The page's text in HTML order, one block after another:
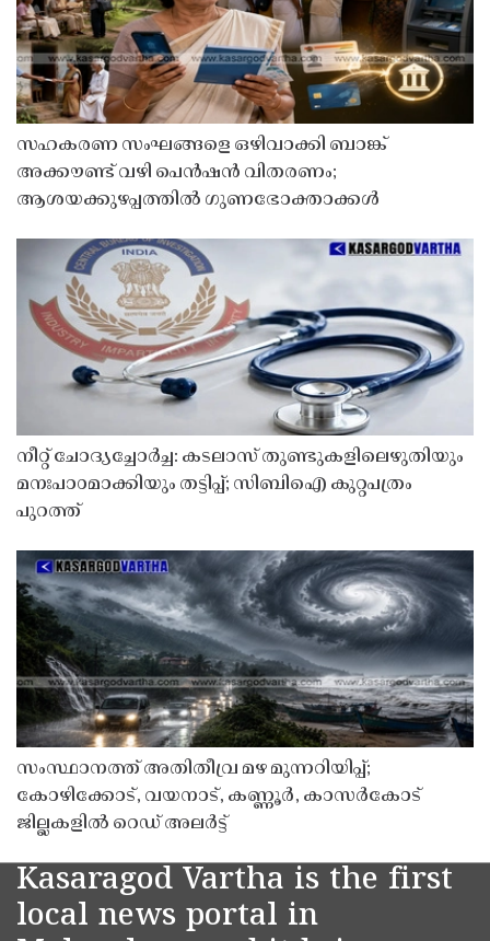
സഹകരണ സംഘങ്ങളെ ഒഴിവാക്കി ബാങ്ക്
അക്കൗണ്ട് വഴി പെൻഷൻ വിതരണം;
ആശയക്കുഴപ്പത്തിൽ ഗുണഭോക്താക്കൾ
നീറ്റ് ചോദ്യച്ചോർച്ച: കടലാസ് തുണ്ടുകളിലെഴുതിയും
മനഃപാഠമാക്കിയും തട്ടിപ്പ്; സിബിഐ കുറ്റപത്രം
പുറത്ത്
സംസ്ഥാനത്ത് അതിതീവ്ര മഴ മുന്നറിയിപ്പ്;
കോഴിക്കോട്, വയനാട്, കണ്ണൂർ, കാസർകോട്
ജില്ലകളിൽ റെഡ് അലർട്ട്
Kasaragod Vartha is the first
local news portal in